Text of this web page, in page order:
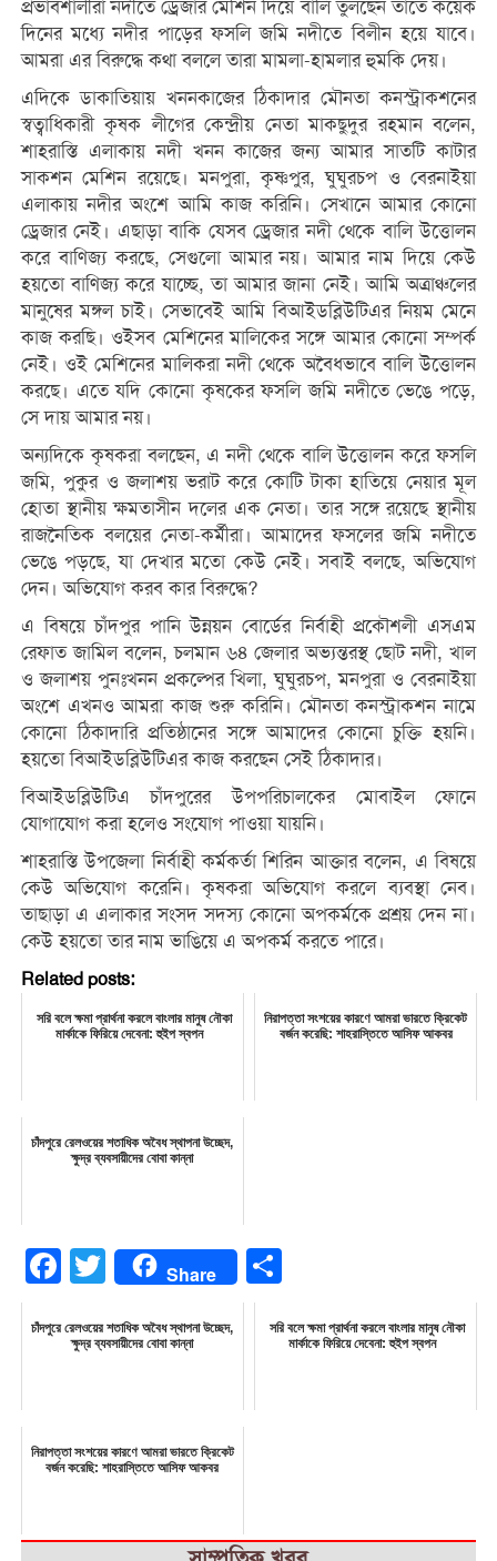
প্রভাবশালীরা নদীতে ড্রেজার মেশিন দিয়ে বালি তুলছেন তাতে কয়েক
দিনের মধ্যে নদীর পাড়ের ফসলি জমি নদীতে বিলীন হয়ে যাবে।
আমরা এর বিরুদ্ধে কথা বললে তারা মামলা-হামলার হুমকি দেয়।
এদিকে ডাকাতিয়ায় খননকাজের ঠিকাদার মৌনতা কনস্ট্রাকশনের
স্বত্বাধিকারী কৃষক লীগের কেন্দ্রীয় নেতা মাকছুদুর রহমান বলেন,
শাহরাস্তি এলাকায় নদী খনন কাজের জন্য আমার সাতটি কাটার
সাকশন মেশিন রয়েছে। মনপুরা, কৃষ্ণপুর, ঘুঘুরচপ ও বেরনাইয়া
এলাকায় নদীর অংশে আমি কাজ করিনি। সেখানে আমার কোনো
ড্রেজার নেই। এছাড়া বাকি যেসব ড্রেজার নদী থেকে বালি উত্তোলন
করে বাণিজ্য করছে, সেগুলো আমার নয়। আমার নাম দিয়ে কেউ
হয়তো বাণিজ্য করে যাচ্ছে, তা আমার জানা নেই। আমি অত্রাঞ্চলের
মানুষের মঙ্গল চাই। সেভাবেই আমি বিআইডব্লিউটিএর নিয়ম মেনে
কাজ করছি। ওইসব মেশিনের মালিকের সঙ্গে আমার কোনো সম্পর্ক
নেই। ওই মেশিনের মালিকরা নদী থেকে অবৈধভাবে বালি উত্তোলন
করছে। এতে যদি কোনো কৃষকের ফসলি জমি নদীতে ভেঙে পড়ে,
সে দায় আমার নয়।
অন্যদিকে কৃষকরা বলছেন, এ নদী থেকে বালি উত্তোলন করে ফসলি
জমি, পুকুর ও জলাশয় ভরাট করে কোটি টাকা হাতিয়ে নেয়ার মূল
হোতা স্থানীয় ক্ষমতাসীন দলের এক নেতা। তার সঙ্গে রয়েছে স্থানীয়
রাজনৈতিক বলয়ের নেতা-কর্মীরা। আমাদের ফসলের জমি নদীতে
ভেঙে পড়ছে, যা দেখার মতো কেউ নেই। সবাই বলছে, অভিযোগ
দেন। অভিযোগ করব কার বিরুদ্ধে?
এ বিষয়ে চাঁদপুর পানি উন্নয়ন বোর্ডের নির্বাহী প্রকৌশলী এসএম
রেফাত জামিল বলেন, চলমান ৬৪ জেলার অভ্যন্তরস্থ ছোট নদী, খাল
ও জলাশয় পুনঃখনন প্রকল্পের খিলা, ঘুঘুরচপ, মনপুরা ও বেরনাইয়া
অংশে এখনও আমরা কাজ শুরু করিনি। মৌনতা কনস্ট্রাকশন নামে
কোনো ঠিকাদারি প্রতিষ্ঠানের সঙ্গে আমাদের কোনো চুক্তি হয়নি।
হয়তো বিআইডব্লিউটিএর কাজ করছেন সেই ঠিকাদার।
বিআইডব্লিউটিএ চাঁদপুরের উপপরিচালকের মোবাইল ফোনে
যোগাযোগ করা হলেও সংযোগ পাওয়া যায়নি।
শাহরাস্তি উপজেলা নির্বাহী কর্মকর্তা শিরিন আক্তার বলেন, এ বিষয়ে
কেউ অভিযোগ করেনি। কৃষকরা অভিযোগ করলে ব্যবস্থা নেব।
তাছাড়া এ এলাকার সংসদ সদস্য কোনো অপকর্মকে প্রশ্রয় দেন না।
কেউ হয়তো তার নাম ভাঙিয়ে এ অপকর্ম করতে পারে।
Related posts:
সরি বলে ক্ষমা প্রার্থনা করলে বাংলার মানুষ নৌকা
মার্কাকে ফিরিয়ে দেবেনা: হুইপ স্বপন
নিরাপত্তা সংশয়ের কারণে আমরা ভারতে ক্রিকেট
বর্জন করেছি: শাহরাস্তিতে আসিফ আকবর
চাঁদপুরে রেলওয়ের শতাধিক অবৈধ স্থাপনা উচ্ছেদ,
ক্ষুদ্র ব্যবসায়ীদের বোবা কান্না
Facebook
Twitter Share
চাঁদপুরে রেলওয়ের শতাধিক অবৈধ স্থাপনা উচ্ছেদ,
ক্ষুদ্র ব্যবসায়ীদের বোবা কান্না
সরি বলে ক্ষমা প্রার্থনা করলে বাংলার মানুষ নৌকা
মার্কাকে ফিরিয়ে দেবেনা: হুইপ স্বপন
নিরাপত্তা সংশয়ের কারণে আমরা ভারতে ক্রিকেট
বর্জন করেছি: শাহরাস্তিতে আসিফ আকবর